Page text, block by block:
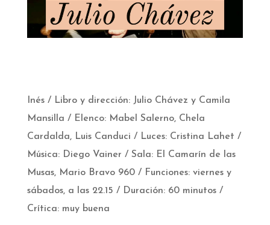
Inés / Libro y dirección: Julio Chávez y Camila
Mansilla / Elenco: Mabel Salerno, Chela
Cardalda, Luis Canduci / Luces: Cristina Lahet /
Música: Diego Vainer / Sala: El Camarín de las
Musas, Mario Bravo 960 / Funciones: viernes y
sábados, a las 22.15 / Duración: 60 minutos /
Crítica: muy buena